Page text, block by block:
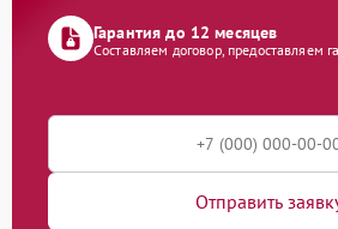
Гарантия до 12 месяцев
Составляем договор, предоставляем
Отправить